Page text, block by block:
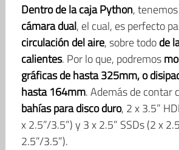
Dentro de la caja Python,
cámara dual, el cual, es perfecto
circulación del aire, sobre todode
calientes. Por lo que, podremos
gráficas de hasta 325mm, o
hasta 164mm. Además de contar
bahías para disco duro, 2 x 3.5”
x 2.5”/3.5”) y 3 x 2.5” SSDs (2 x
2.5”/3.5”).